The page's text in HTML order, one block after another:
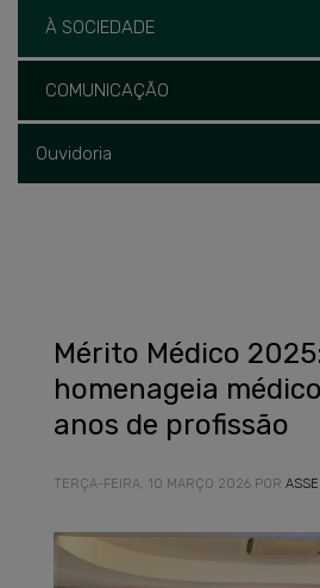
À SOCIEDADE
COMUNICAÇÃO
Ouvidoria
Mérito Médico
homenageia
anos de profissão
TERÇA-FEIRA, 10 MARÇO 2026 POR